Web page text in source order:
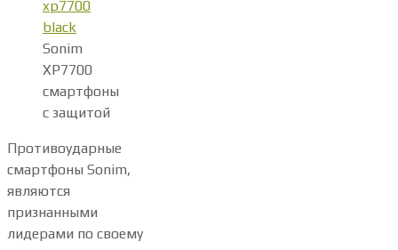
Sonim
XP7700
смартфоны
с защитой
Противоударные
смартфоны Sonim,
являются
признанными
лидерами по своему